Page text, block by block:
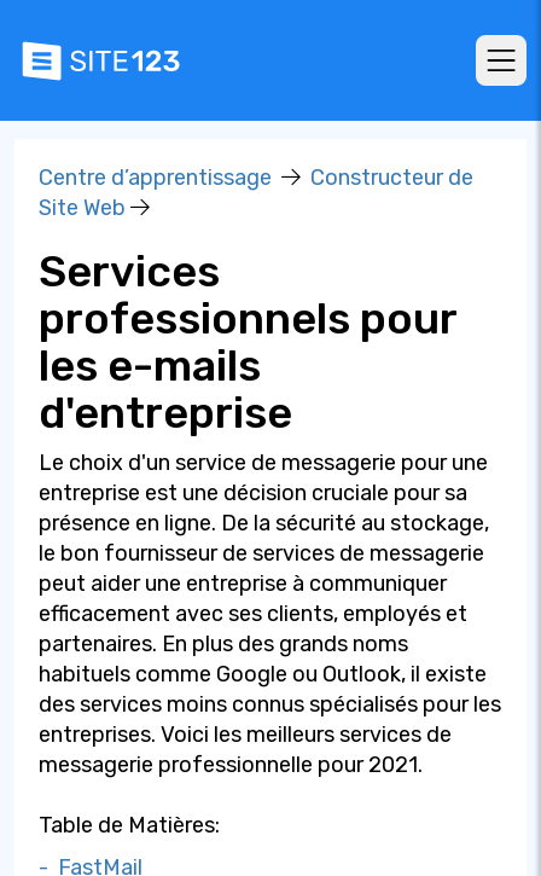
Centre d’apprentissage
Constructeur de
Site Web
Services
professionnels pour
les e-mails
d'entreprise
Le choix d'un service de messagerie pour une
entreprise est une décision cruciale pour sa
présence en ligne. De la sécurité au stockage,
le bon fournisseur de services de messagerie
peut aider une entreprise à communiquer
efficacement avec ses clients, employés et
partenaires. En plus des grands noms
habituels comme Google ou Outlook, il existe
des services moins connus spécialisés pour les
entreprises. Voici les meilleurs services de
messagerie professionnelle pour 2021.
Table de Matières:
- FastMail